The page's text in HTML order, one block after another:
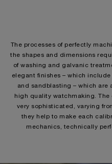
The processes of perfectly
the shapes and dimensions
of washing and galvanic
elegant finishes – which
and sandblasting – which are
high quality watchmaking.
very sophisticated, varying
they help to make each
mechanics, technically